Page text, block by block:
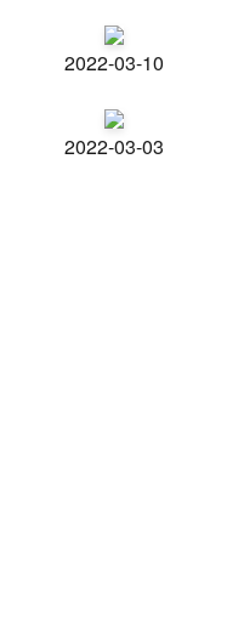
2022-03-10
2022-03-03